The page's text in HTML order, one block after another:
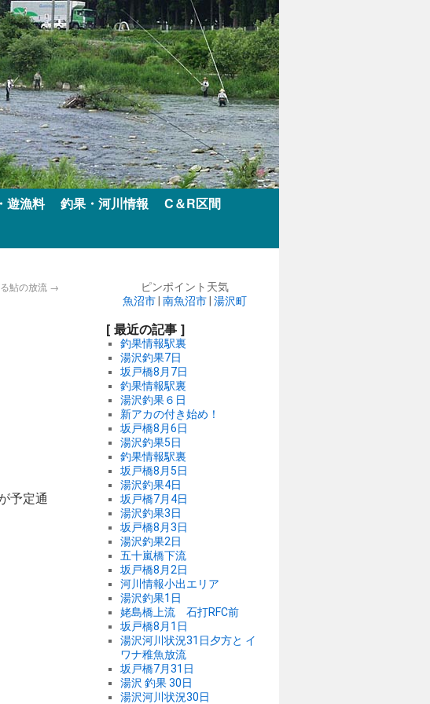
遊漁料 釣果・河川情報
C＆R区間
鮎の放流 →
予定通
ピンポイント天気
魚沼市 南魚沼市 湯沢町
[ 最近の記事 ]
釣果情報駅裏
湯沢釣果7日
坂戸橋8月7日
釣果情報駅裏
湯沢釣果６日
新アカの付き始め！
坂戸橋8月6日
湯沢釣果5日
釣果情報駅裏
坂戸橋8月5日
湯沢釣果4日
坂戸橋7月4日
湯沢釣果3日
坂戸橋8月3日
湯沢釣果2日
五十嵐橋下流
坂戸橋8月2日
河川情報小出エリア
湯沢釣果1日
姥島橋上流 石打RFC前
坂戸橋8月1日
湯沢河川状況31日夕方と イ
ワナ稚魚放流
坂戸橋7月31日
湯沢 釣果 30日
湯沢河川状況30日